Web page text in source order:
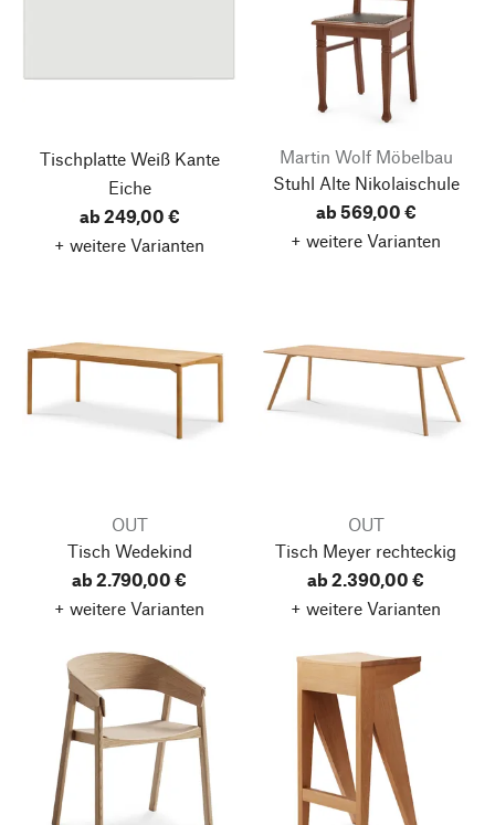
Tischplatte WeißKante
Eiche
ab 249,00 €
+ weitere Varianten
Martin Wolf Möbelbau
Stuhl Alte Nikolaischule
ab 569,00 €
+ weitere Varianten
OUT
Tisch Wedekind
ab 2.790,00 €
+ weitere Varianten
OUT
Tisch Meyer rechteckig
ab 2.390,00 €
+ weitere Varianten